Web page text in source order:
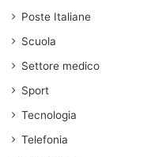
Poste Italiane
Scuola
Settore medico
Sport
Tecnologia
Telefonia